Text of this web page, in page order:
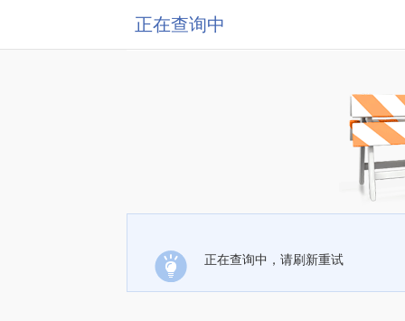
正在查询中
正在查询中，请刷新重试